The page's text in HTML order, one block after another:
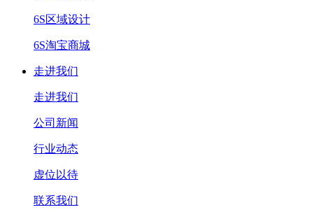
6S区域设计
6S淘宝商城
走进我们
走进我们
公司新闻
行业动态
虚位以待
联系我们